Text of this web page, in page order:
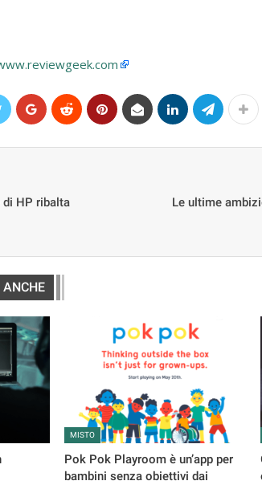
di HP ribalta
Le ultime
ANCHE
MISTO
Pok Pok Playroom è un’app per
bambini senza obiettivi dai